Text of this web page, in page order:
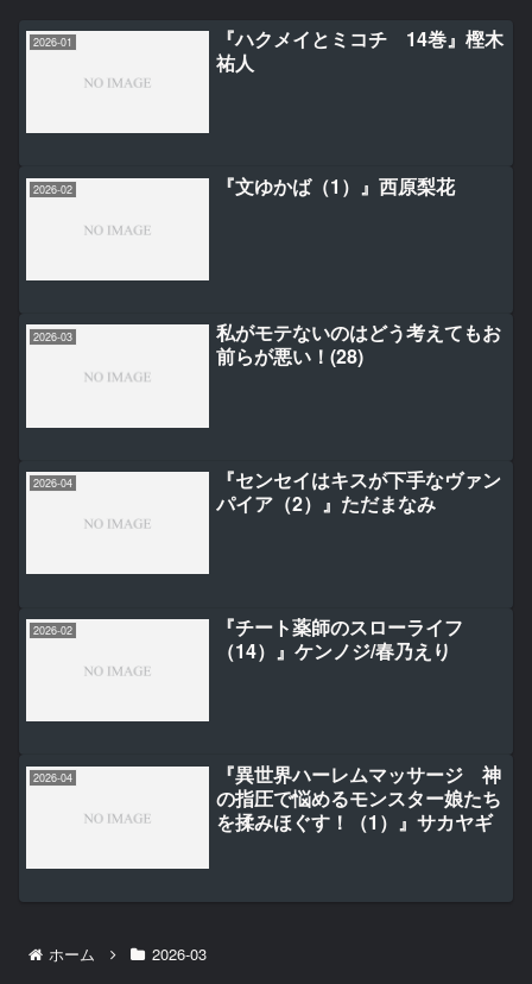
2026-01
『ハクメイとミコチ 14巻』樫木
祐人
2026-02 『文ゆかば（1）』西原梨花
2026-03
私がモテないのはどう考えてもお
前らが悪い！(28)
2026-04
『センセイはキスが下手なヴァン
パイア（2）』ただまなみ
2026-02
『チート薬師のスローライフ
（14）』ケンノジ/春乃えり
2026-04
『異世界ハーレムマッサージ 神
の指圧で悩めるモンスター娘たち
を揉みほぐす！（1）』サカヤギ
ホーム 2026-03